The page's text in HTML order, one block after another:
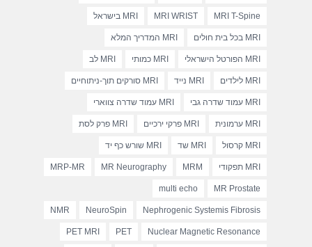
MRI T-Spine
MRI WRIST MRI בישראל
MRI בכל בית חולים MRI המדריך המלא
MRI הפורטל הישראלי MRI כמותי MRI לב
MRI לילדים MRI נייד MRI סורקים תוך-ניתוחיים
MRI עמוד שדרה גבי MRI עמוד שדרה צווארי
MRI ערמונית MRI פרקי ירכיים MRI פרק לסת
MRI קרסול MRI שד MRI שורש כף יד
MRI תפקודי MRM
MR Neurography
MRP-MR
MR Prostate
multi echo
Nephrogenic Systemis Fibrosis
NeuroSpin
NMR
Nuclear Magnetic Resonance
PET
PET MRI